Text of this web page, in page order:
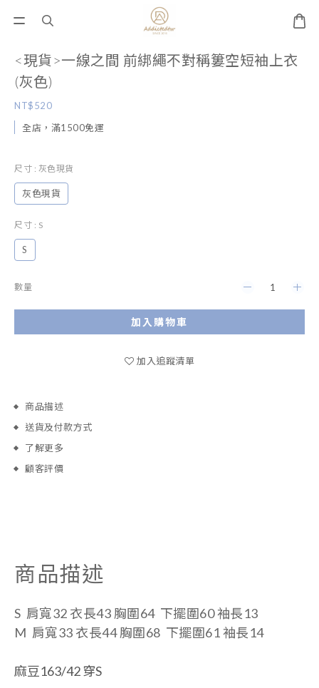
<現貨>一線之間 前綁繩不對稱簍空短袖上衣
(灰色)
NT$520
全店，滿1500免運
尺寸 : 灰色現貨
灰色現貨
尺寸 : S
S
數量
加入購物車
加入追蹤清單
商品描述
送貨及付款方式
了解更多
顧客評價
商品描述
S 肩寬32 衣長43 胸圍64 下擺圍60 袖長13
M 肩寬33 衣長44 胸圍68 下擺圍61 袖長14
麻豆163/42 穿S